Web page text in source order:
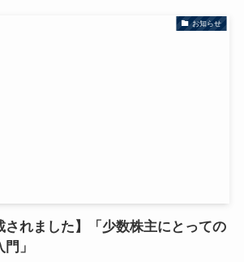
お知らせ
されました】「少数株主にとっての
」